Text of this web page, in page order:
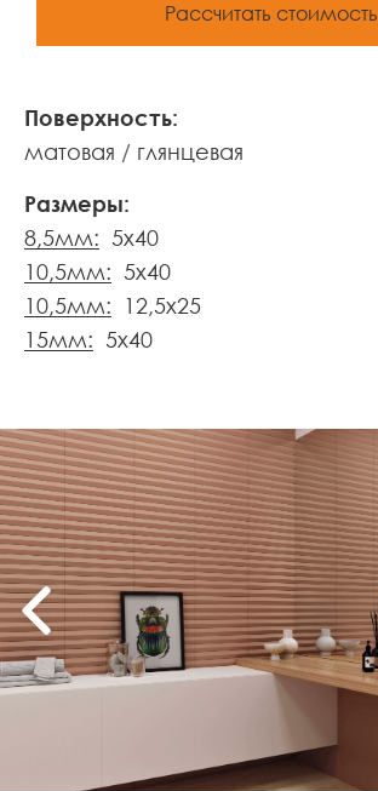
Рассчитать стоимость
Поверхность:
матовая
глянцевая
Размеры:
8,5мм: 5x40
10,5мм: 5x40
10,5мм: 12,5x25
15мм: 5x40